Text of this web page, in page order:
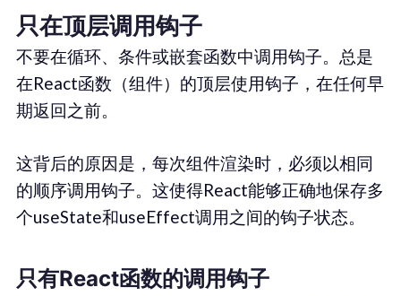
只在顶层调用钩子
不要在循环、条件或嵌套函数中调用钩子。总是
在React函数（组件）的顶层使用钩子，在任何早
期返回之前。
这背后的原因是，每次组件渲染时，必须以相同
的顺序调用钩子。这使得React能够正确地保存多
个useState和useEffect调用之间的钩子状态。
只有React函数的调用钩子